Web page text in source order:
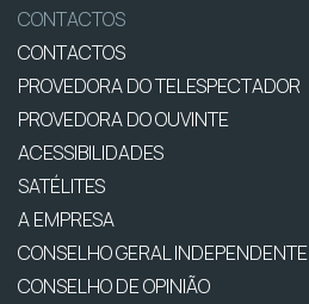
CONTACTOS
CONTACTOS
PROVEDORA DO TELESPECTADOR
PROVEDORA DO OUVINTE
ACESSIBILIDADES
SATÉLITES
A EMPRESA
CONSELHO GERAL INDEPENDENTE
CONSELHO DE OPINIÃO